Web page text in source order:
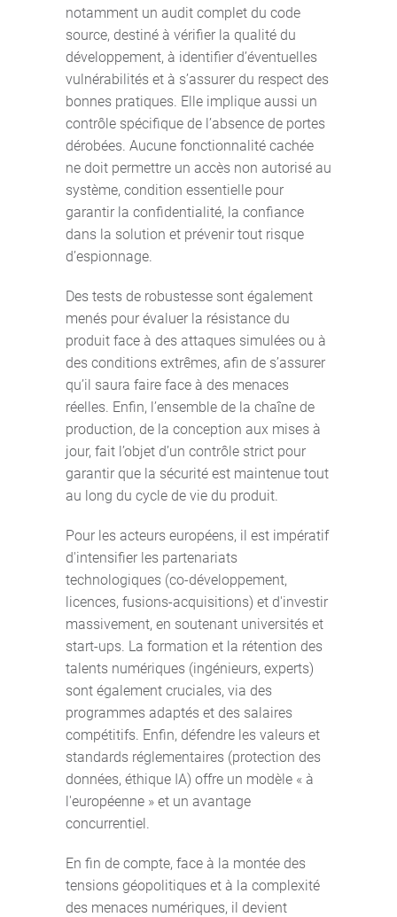
notamment un audit complet du code
source, destiné à vérifier la qualité du
développement, à identifier d’éventuelles
vulnérabilités et à s’assurer du respect des
bonnes pratiques. Elle implique aussi un
contrôle spécifique de l’absence de portes
dérobées. Aucune fonctionnalité cachée
ne doit permettre un accès non autorisé au
système, condition essentielle pour
garantir la confidentialité, la confiance
dans la solution et prévenir tout risque
d’espionnage.
Des tests de robustesse sont également
menés pour évaluer la résistance du
produit face à des attaques simulées ou à
des conditions extrêmes, afin de s’assurer
qu’il saura faire face à des menaces
réelles. Enfin, l’ensemble de la chaîne de
production, de la conception aux mises à
jour, fait l’objet d’un contrôle strict pour
garantir que la sécurité est maintenue tout
au long du cycle de vie du produit.
Pour les acteurs européens, il est impératif
d'intensifier les partenariats
technologiques (co-développement,
licences, fusions-acquisitions) et d'investir
massivement, en soutenant universités et
start-ups. La formation et la rétention des
talents numériques (ingénieurs, experts)
sont également cruciales, via des
programmes adaptés et des salaires
compétitifs. Enfin, défendre les valeurs et
standards réglementaires (protection des
données, éthique IA) offre un modèle « à
l'européenne » et un avantage
concurrentiel.
En fin de compte, face à la montée des
tensions géopolitiques et à la complexité
des menaces numériques, il devient